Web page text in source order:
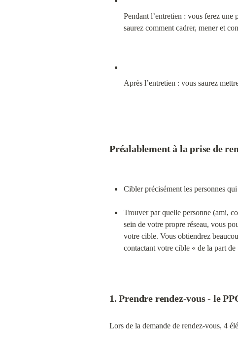
Pendant l’entretien : vous ferez une
saurez comment cadrer, mener et
Après l’entretien : vous saurez
Préalablement à la prise de
Cibler précisément les personnes
Trouver par quelle personne (ami,
sein de votre propre réseau, vous
votre cible. Vous obtiendrez
contactant votre cible « de la part de
1. Prendre rendez-vous - le
Lors de la demande de rendez-vous, 4